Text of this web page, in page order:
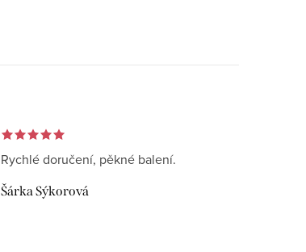
Rychlé doručení, pěkné balení.
Šárka Sýkorová